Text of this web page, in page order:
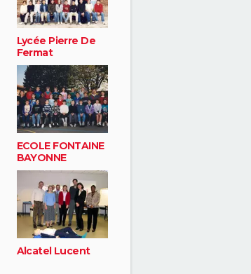
Lycée Pierre De
Fermat
ECOLE FONTAINE
BAYONNE
Alcatel Lucent